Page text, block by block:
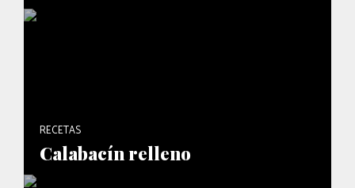
RECETAS
Calabacín relleno